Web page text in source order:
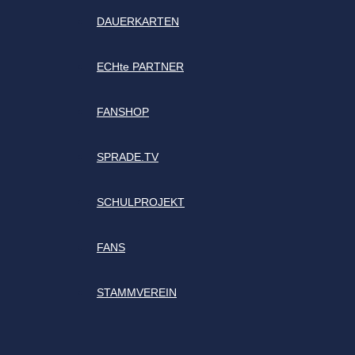
DAUERKARTEN
ECHte PARTNER
FANSHOP
SPRADE.TV
SCHULPROJEKT
FANS
STAMMVEREIN